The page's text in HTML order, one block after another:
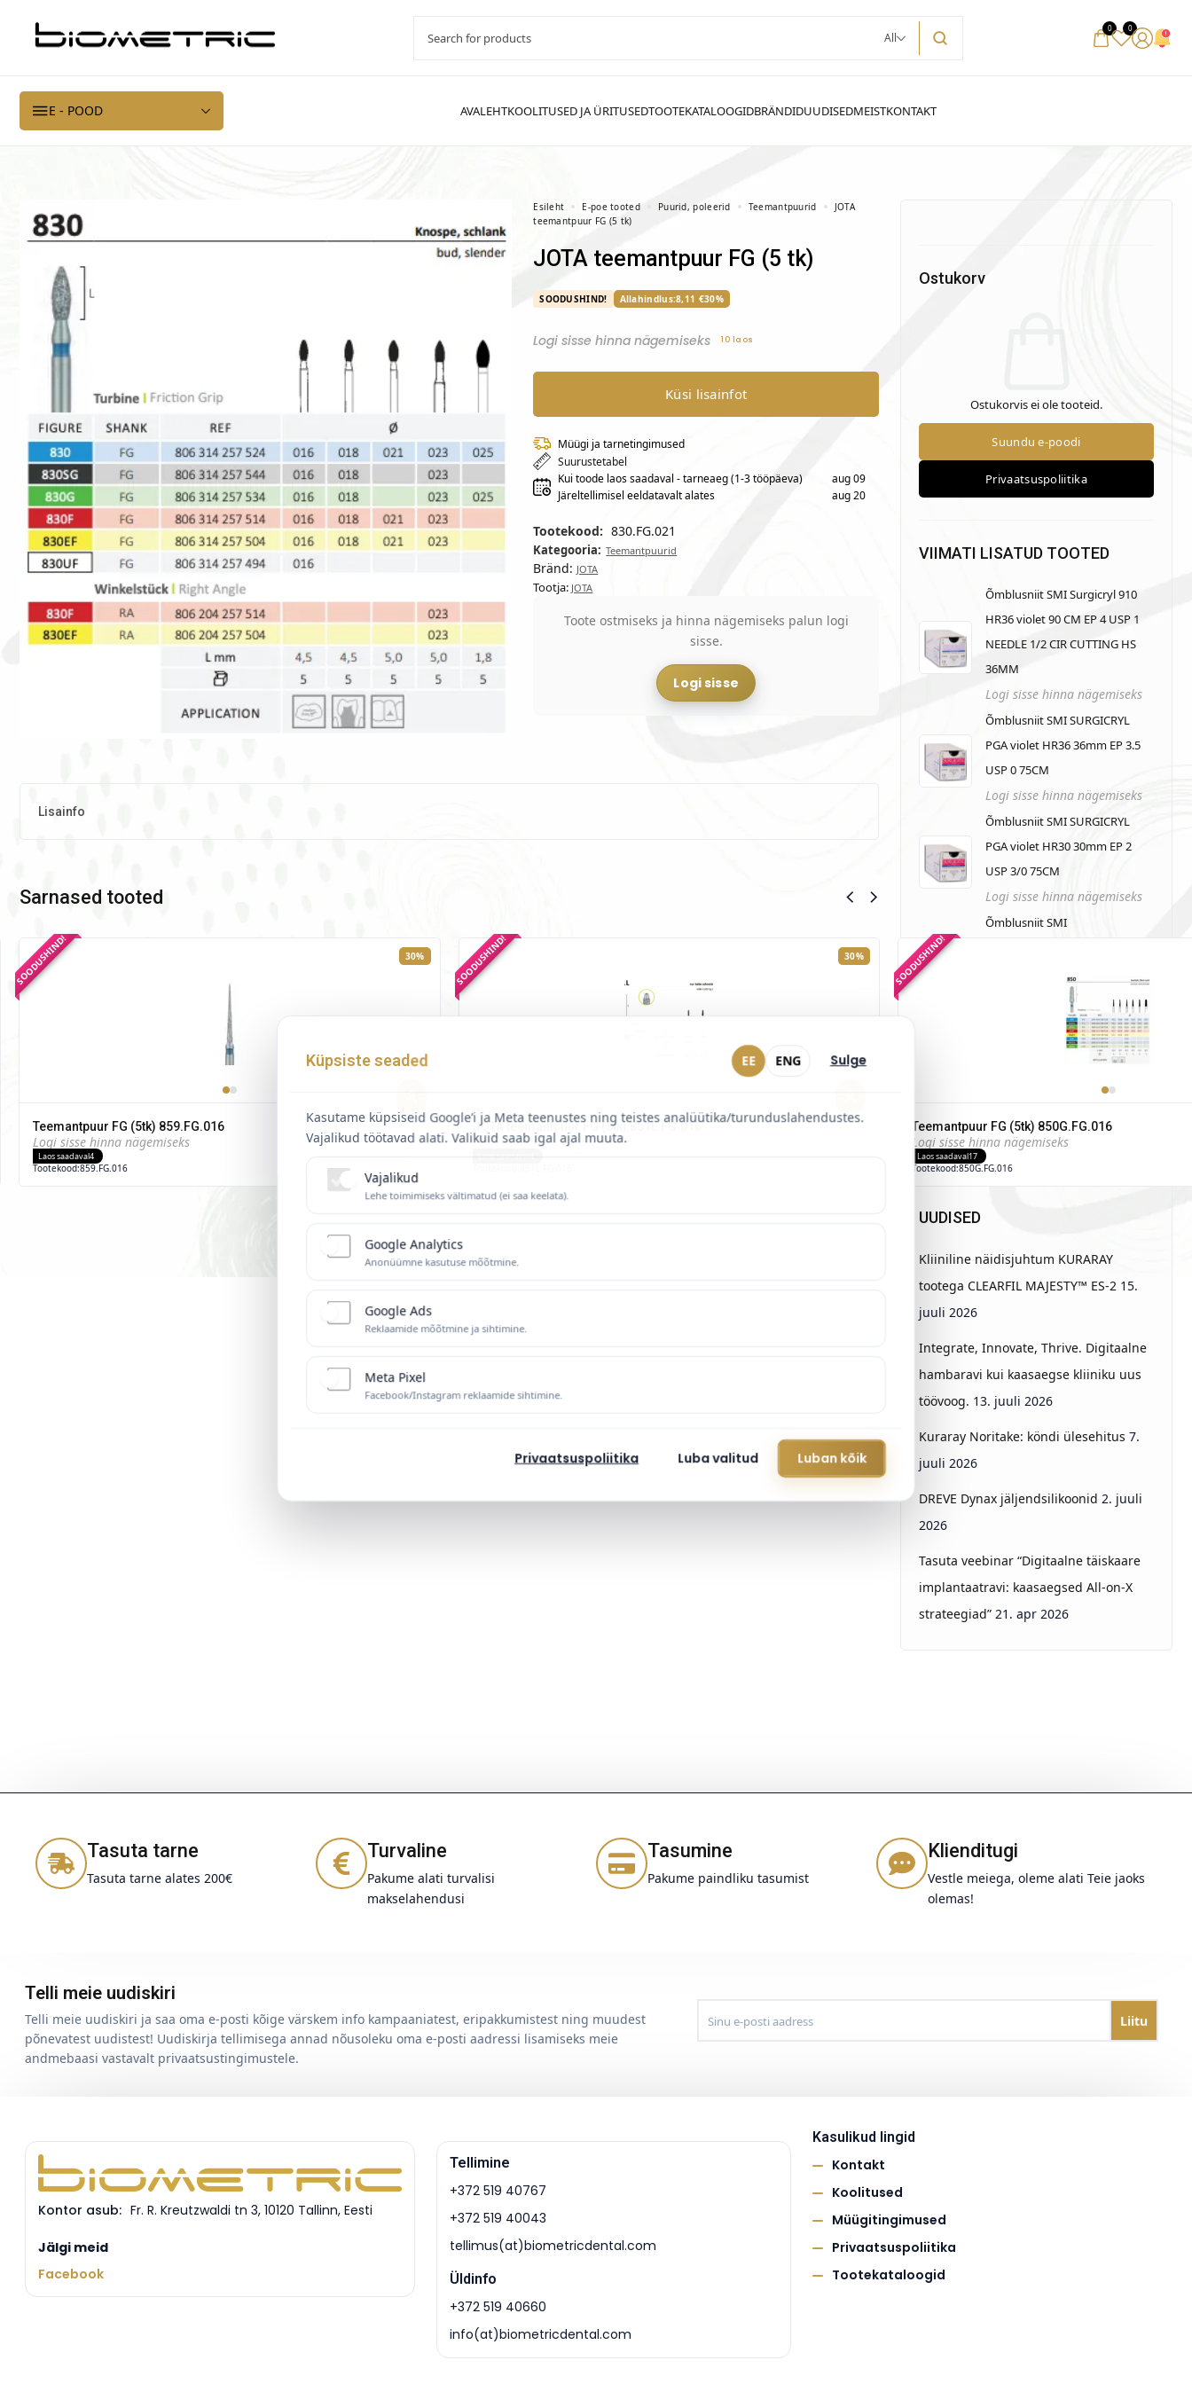
All
0 0
E - POOD
Esileht E-poe tooted Puurid, poleerid Teemantpuurid
JOTA
teemantpuur FG (5 tk)
JOTA teemantpuur FG (5 tk)
SOODUSHIND! Allahindlus:8,11 €30%
Logi sisse hinna nägemiseks 10 laos
Küsi lisainfot
Müügi ja tarnetingimused
Suurustetabel
Kui toode laos saadaval - tarneaeg (1-3 tööpäeva)
Järeltellimisel eeldatavalt alates
aug 09
aug 20
Tootekood: 830.FG.021
Kategooria: Teemantpuurid
Bränd: JOTA
Tootja: JOTA
Toote ostmiseks ja hinna nägemiseks palun logi
sisse.
Logi sisse
Lisainfo
Sarnased tooted
SOODUSHIND! 30%
Teemantpuur FG (5tk) 859.FG.016
Logi sisse hinna nägemiseks
Laos saadaval4
Tootekood:859.FG.016
SOODUSHIND! 30%
JOTA teemantpuur FG (5tk) 851L.FG.016
Logi sisse hinna nägemiseks
Laos saadaval
SOODUSHIND!
Teemantpuur FG (5tk) 850G.FG.016
Logi sisse hinna nägemiseks
Laos saadaval17
Tootekood:850G.FG.016
Ostukorv
Ostukorvis ei ole tooteid.
VIIMATI LISATUD TOOTED
Õmblusniit SMI Surgicryl 910
HR36 violet 90 CM EP 4 USP 1
NEEDLE 1/2 CIR CUTTING HS
36MM
Logi sisse hinna nägemiseks
Õmblusniit SMI SURGICRYL
PGA violet HR36 36mm EP 3.5
USP 0 75CM
Logi sisse hinna nägemiseks
Õmblusniit SMI SURGICRYL
PGA violet HR30 30mm EP 2
USP 3/0 75CM
Logi sisse hinna nägemiseks
Õmblusniit SMI
NEEDLE 3/8 CIR CUTTING
Logi sisse hinna nägemiseks
STARDIKOMPLEKT 4:1 50ml x
6tk + otsikud + püstol tasuta
Logi sisse hinna nägemiseks
UUDISED
Kliiniline näidisjuhtum KURARAY
tootega CLEARFIL MAJESTY™ ES-2 15.
juuli 2026
Integrate, Innovate, Thrive. Digitaalne
hambaravi kui kaasaegse kliiniku uus
töövoog. 13. juuli 2026
Kuraray Noritake: köndi ülesehitus 7.
juuli 2026
DREVE Dynax jäljendsilikoonid 2. juuli
2026
Tasuta veebinar “Digitaalne täiskaare
implantaatravi: kaasaegsed All-on-X
strateegiad” 21. apr 2026
Tasuta tarne
Tasuta tarne alates 200€
Turvaline
Pakume alati turvalisi
makselahendusi
Tasumine
Pakume paindliku tasumist
Klienditugi
Vestle meiega, oleme alati Teie jaoks
olemas!
Telli meie uudiskiri
Telli meie uudiskiri ja saa oma e-posti kõige värskem info kampaaniatest, eripakkumistest ning muudest
põnevatest uudistest! Uudiskirja tellimisega annad nõusoleku oma e-posti aadressi lisamiseks meie
andmebaasi vastavalt privaatsustingimustele.
aadress
Kontor asub: Fr. R. Kreutzwaldi tn 3, 10120 Tallinn, Eesti
Jälgi meid
Facebook
Tellimine
+372 519 40767
+372 519 40043
tellimus(at)biometricdental.com
Üldinfo
+372 519 40660
info(at)biometricdental.com
Kasulikud lingid
Kontakt
Koolitused
Müügitingimused
Privaatsuspoliitika
Tootekataloogid
Küpsiste seaded EE ENG Sulge
Kasutame küpsiseid Google’i ja Meta teenustes ning teistes analüütika/turunduslahendustes.
Vajalikud töötavad alati. Valikuid saab igal ajal muuta.
Vajalikud
Lehe toimimiseks vältimatud (ei saa keelata).
Google Analytics
Anonüümne kasutuse mõõtmine.
Google Ads
Reklaamide mõõtmine ja sihtimine.
Meta Pixel
Facebook/Instagram reklaamide sihtimine.
Privaatsuspoliitika Luba valitud Luban kõik